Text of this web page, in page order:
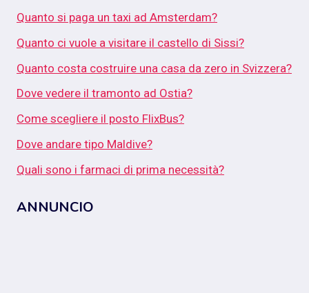
Quanto si paga un taxi ad Amsterdam?
Quanto ci vuole a visitare il castello di Sissi?
Quanto costa costruire una casa da zero in Svizzera?
Dove vedere il tramonto ad Ostia?
Come scegliere il posto FlixBus?
Dove andare tipo Maldive?
Quali sono i farmaci di prima necessità?
ANNUNCIO